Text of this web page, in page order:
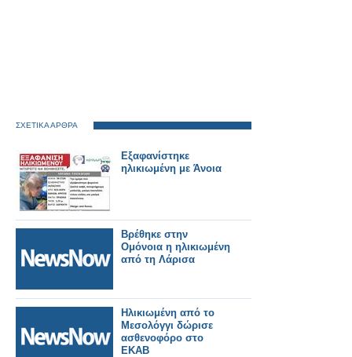
ΣΧΕΤΙΚΑ ΑΡΘΡΑ
Εξαφανίστηκε
ηλικιωμένη με Άνοια
Βρέθηκε στην
Ομόνοια η ηλικιωμένη
από τη Λάρισα
Ηλικιωμένη από το
Μεσολόγγι δώρισε
ασθενοφόρο στο
ΕΚΑΒ